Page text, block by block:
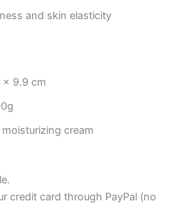
and skin elasticity
× 9.9 cm
cream
credit card through PayPal (no